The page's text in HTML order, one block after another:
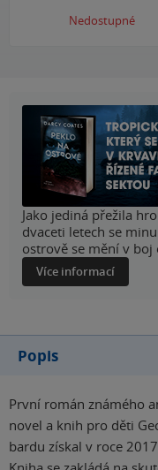
Nedostupné
Jako jediná přežila
dvaceti letech se
ostrově se mění v boj
Více informací
Popis
První román známého
novel a knih pro děti
bardu získal v roce